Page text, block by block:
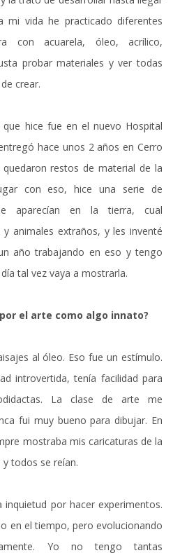
mi vida he practicado diferentes
con acuarela, óleo, acrílico,
probar materiales y ver todas
crear.
hice fue en el nuevo Hospital
hace unos 2 años en Cerro
restos de material de la
con eso, hice una serie de
aparecían en la tierra, cual
animales extraños, y les inventé
año trabajando en eso y tengo
tal vez vaya a mostrarla.
el arte como algo innato?
al óleo. Eso fue un estímulo.
introvertida, tenía facilidad para
La clase de arte me
fui muy bueno para dibujar. En
mostraba mis caricaturas de la
todos se reían.
por hacer experimentos.
en el tiempo, pero evolucionando
Yo no tengo tantas